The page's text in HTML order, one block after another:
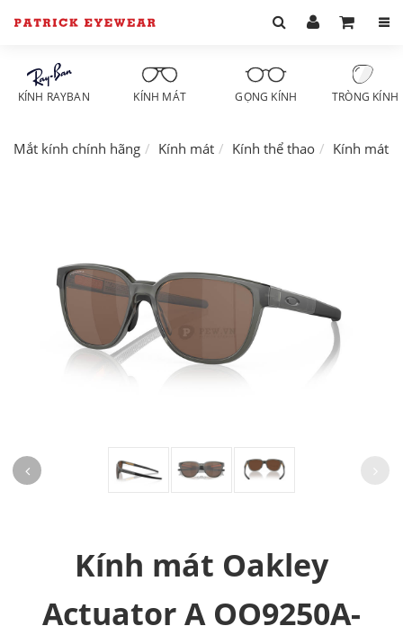
KÍNH RAYBAN KÍNH MÁT GỌNG KÍNH TRÒNG KÍNH
Mắt kính chính hãng Kính mát Kính thể thao Kính mát
Kính mát Oakley
Actuator A OO9250A-